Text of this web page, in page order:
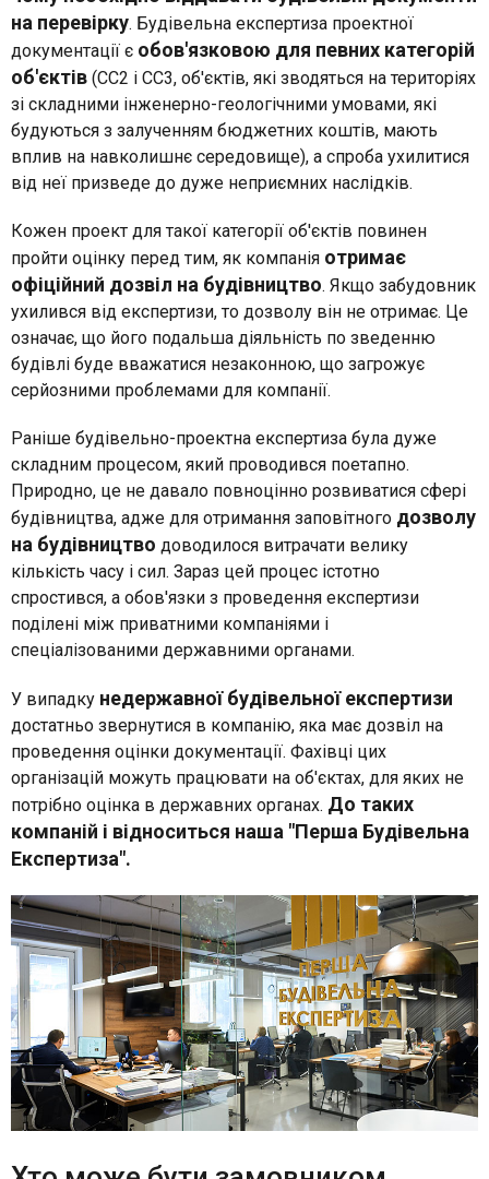
на перевірку. Будівельна експертиза проектної
документації є обов'язковою для певних категорій
об'єктів (СС2 і СС3, об'єктів, які зводяться на територіях
зі складними інженерно-геологічними умовами, які
будуються з залученням бюджетних коштів, мають
вплив на навколишнє середовище), а спроба ухилитися
від неї призведе до дуже неприємних наслідків.
Кожен проект для такої категорії об'єктів повинен
пройти оцінку перед тим, як компанія отримає
офіційний дозвіл на будівництво. Якщо забудовник
ухилився від експертизи, то дозволу він не отримає. Це
означає, що його подальша діяльність по зведенню
будівлі буде вважатися незаконною, що загрожує
серйозними проблемами для компанії.
Раніше будівельно-проектна експертиза була дуже
складним процесом, який проводився поетапно.
Природно, це не давало повноцінно розвиватися сфері
будівництва, адже для отримання заповітного дозволу
на будівництво доводилося витрачати велику
кількість часу і сил. Зараз цей процес істотно
спростився, а обов'язки з проведення експертизи
поділені між приватними компаніями і
спеціалізованими державними органами.
У випадку недержавної будівельної експертизи
достатньо звернутися в компанію, яка має дозвіл на
проведення оцінки документації. Фахівці цих
організацій можуть працювати на об'єктах, для яких не
потрібно оцінка в державних органах. До таких
компаній і відноситься наша "Перша Будівельна
Експертиза".